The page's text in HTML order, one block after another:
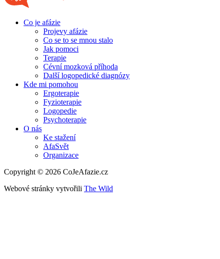
Co je afázie
Projevy afázie
Co se to se mnou stalo
Jak pomoci
Terapie
Cévní mozková příhoda
Další logopedické diagnózy
Kde mi pomohou
Ergoterapie
Fyzioterapie
Logopedie
Psychoterapie
O nás
Ke stažení
AfaSvět
Organizace
Copyright © 2026 CoJeAfazie.cz
Webové stránky vytvořili The Wild